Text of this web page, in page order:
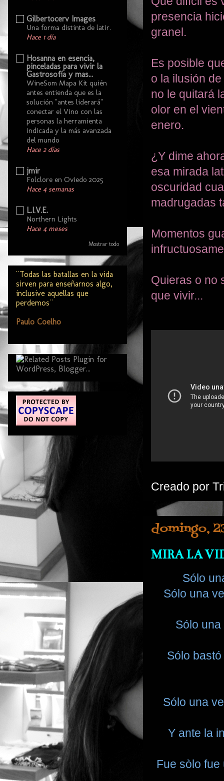
presencia
granel.
Es posible
o la ilusión
no le quitará
olor en el
enero.
¿Y dime
esa mirada
oscuridad
madrugadas
Momentos
Quieras o no
que vivir...
Creado por
domingo,
MIRA LA
Sólo
Sólo una
Sólo
Sólo
Sólo una
Y ante la
Fue sòlo
Gilbertocerv Images
Una forma distinta de latir.
Hace 1 día
Hosanna en esencia,
pinceladas para vivir la
Gastrosofía y mas...
WineSom Mapa Kit quién
antes entienda que es la
solución "antes liderará"
conectar el Vino con las
personas la herramienta
indicada y la más avanzada
del mundo
Hace 2 días
jmir
Folclore en Oviedo 2025
Hace 4 semanas
L.I.V.E.
Northern Lights
Hace 4 meses
Mostrar todo
¨Todas las batallas en la vida
sirven para enseñarnos algo,
inclusive aquellas que
perdemos¨
Paulo Coelho